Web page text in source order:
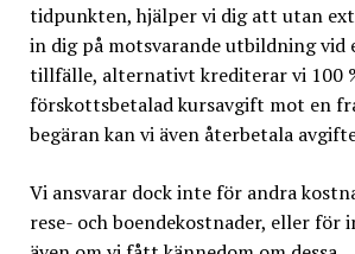
tidpunkten, hjälper vi dig att utan
in dig på motsvarande utbildning vid
tillfälle, alternativt krediterar vi 100
förskottsbetalad kursavgift mot en
begäran kan vi även återbetala
Vi ansvarar dock inte för andra
rese- och boendekostnader, eller för